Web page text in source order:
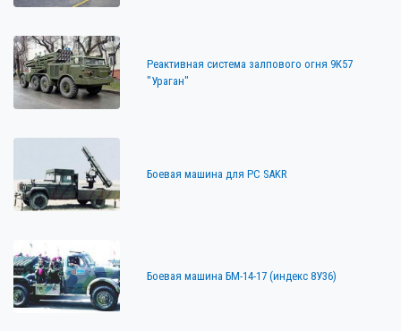
Реактивная система залпового огня 9К57
"Ураган"
Боевая машина для РС SAKR
Боевая машина БМ-14-17 (индекс 8У36)